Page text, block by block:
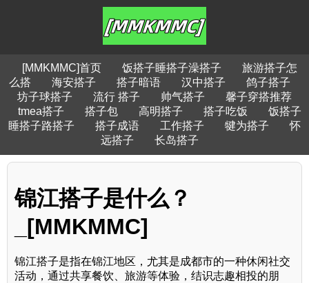
[MMKMMC]首页 饭搭子睡搭子澡搭子
旅游搭子怎
么搭
海安搭子 搭子暗语 汉中搭子
鸽子搭子
坊子球搭子
流行 搭子 帅气搭子
馨子穿搭推荐
tmea搭子
搭子包 高明搭子 搭子吃饭
饭搭子
睡搭子路搭子
搭子成语 工作搭子 犍为搭子
怀
远搭子
长岛搭子
锦江搭子是什么？
_[MMKMMC]
锦江搭子是指在锦江地区，尤其是成都市的一种休闲社交
活动，通过共享餐饮、旅游等体验，结识志趣相投的朋